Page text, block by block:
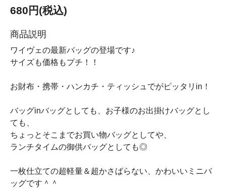
680円(税込)
商品説明
ワイヴェの最新バッグの登場です♪
サイズも価格もプチ！！
お財布・携帯・ハンカチ・ティッシュでがピッタリin！
バッグinバッグとしても、お子様のお出掛けバッグとし
ても、
ちょっとそこまでお買い物バッグとしてや、
ランチタイムの御供バッグとしても◎
一枚仕立ての超軽量＆超かさばらない、かわいいミニバ
ッグです＾＾